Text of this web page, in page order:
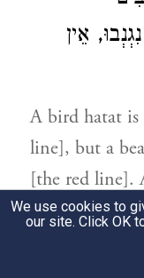
אֵין
A bird hatat is
line], but a
[the red line].
above, but a
this
We use cookies to
our site. Click OK